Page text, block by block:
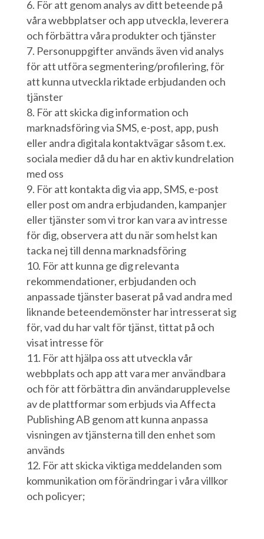
För att genom analys av ditt beteende på
våra webbplatser och app utveckla, leverera
och förbättra våra produkter och tjänster
Personuppgifter används även vid analys
för att utföra segmentering/profilering, för
att kunna utveckla riktade erbjudanden och
tjänster
För att skicka dig information och
marknadsföring via SMS, e-post, app, push
eller andra digitala kontaktvägar såsom t.ex.
sociala medier då du har en aktiv kundrelation
med oss
För att kontakta dig via app, SMS, e-post
eller post om andra erbjudanden, kampanjer
eller tjänster som vi tror kan vara av intresse
för dig, observera att du när som helst kan
tacka nej till denna marknadsföring
För att kunna ge dig relevanta
rekommendationer, erbjudanden och
anpassade tjänster baserat på vad andra med
liknande beteendemönster har intresserat sig
för, vad du har valt för tjänst, tittat på och
visat intresse för
För att hjälpa oss att utveckla vår
webbplats och app att vara mer användbara
och för att förbättra din användarupplevelse
av de plattformar som erbjuds via Affecta
Publishing AB genom att kunna anpassa
visningen av tjänsterna till den enhet som
används
För att skicka viktiga meddelanden som
kommunikation om förändringar i våra villkor
och policyer;